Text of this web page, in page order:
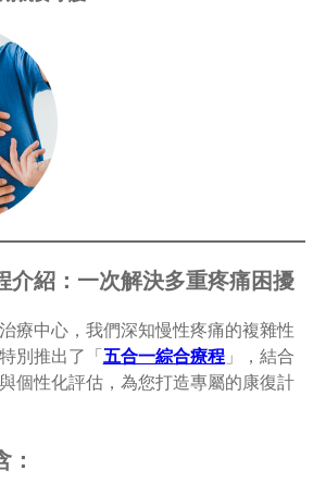
介紹：一次解決多重疼痛困擾
療中心，我們深知慢性疼痛的複雜性
別推出了「五合一綜合療程」，結合
個性化評估，為您打造專屬的康復計
：